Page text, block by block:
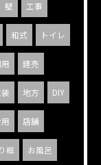
壁 工事
和式 トイレ
建売
地方 DIY
店舗
框 お風呂